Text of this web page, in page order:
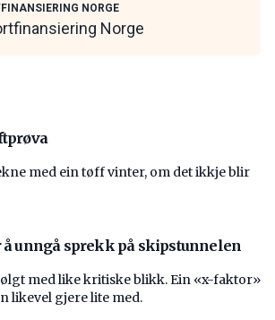
NORGE
Norge
med ein tøff vinter, om det ikkje blir
å unngå sprekk på skipstunnelen
med like kritiske blikk. Ein «x-faktor»
likevel gjere lite med.